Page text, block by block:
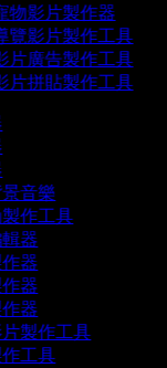
物影片製作器
覽影片製作工具
片廣告製作工具
片拼貼製作工具
景音樂
製作工具
輯器
作器
作器
作器
片製作工具
作工具